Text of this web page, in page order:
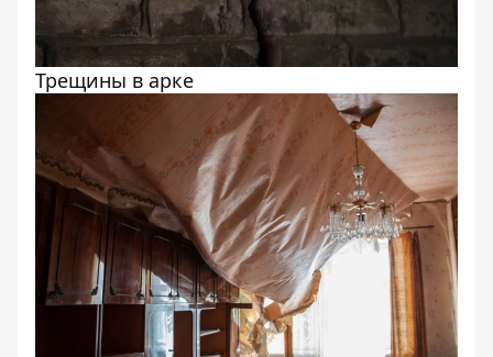
Трещины в арке